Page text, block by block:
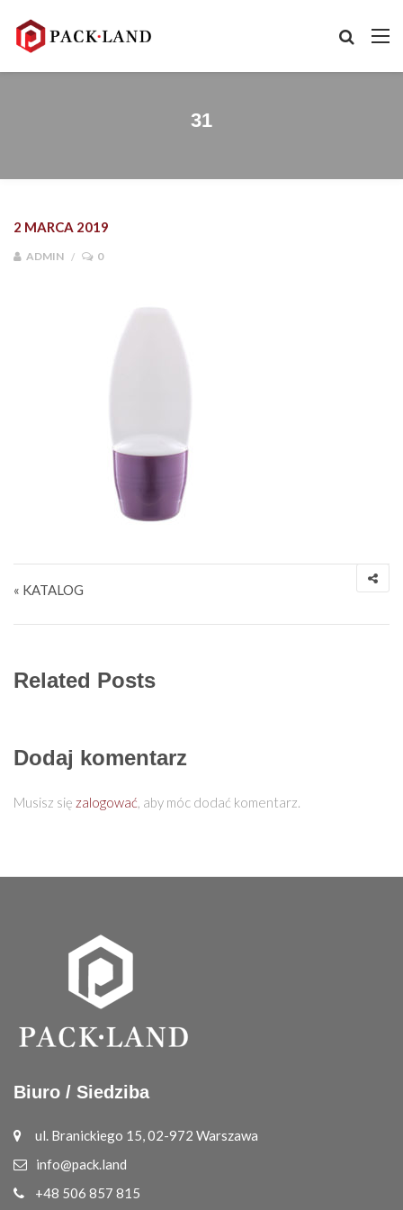
31
2 MARCA 2019
ADMIN 0
« KATALOG
Related Posts
Dodaj komentarz
Musisz się zalogować, aby móc dodać komentarz.
Biuro / Siedziba
ul. Branickiego 15, 02-972 Warszawa
info@pack.land
+48 506 857 815